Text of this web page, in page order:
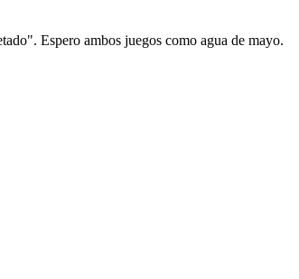
Espero ambos juegos como agua de mayo.